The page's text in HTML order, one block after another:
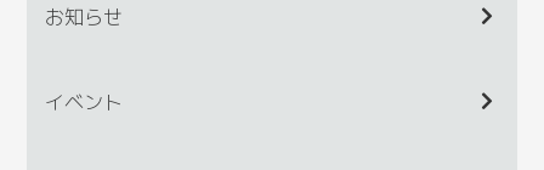
お知らせ
イベント